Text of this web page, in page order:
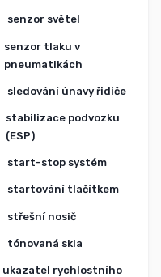
senzor světel
senzor tlaku v
pneumatikách
sledování únavy řidiče
stabilizace podvozku
(ESP)
start-stop systém
startování tlačítkem
střešní nosič
tónovaná skla
ukazatel rychlostního